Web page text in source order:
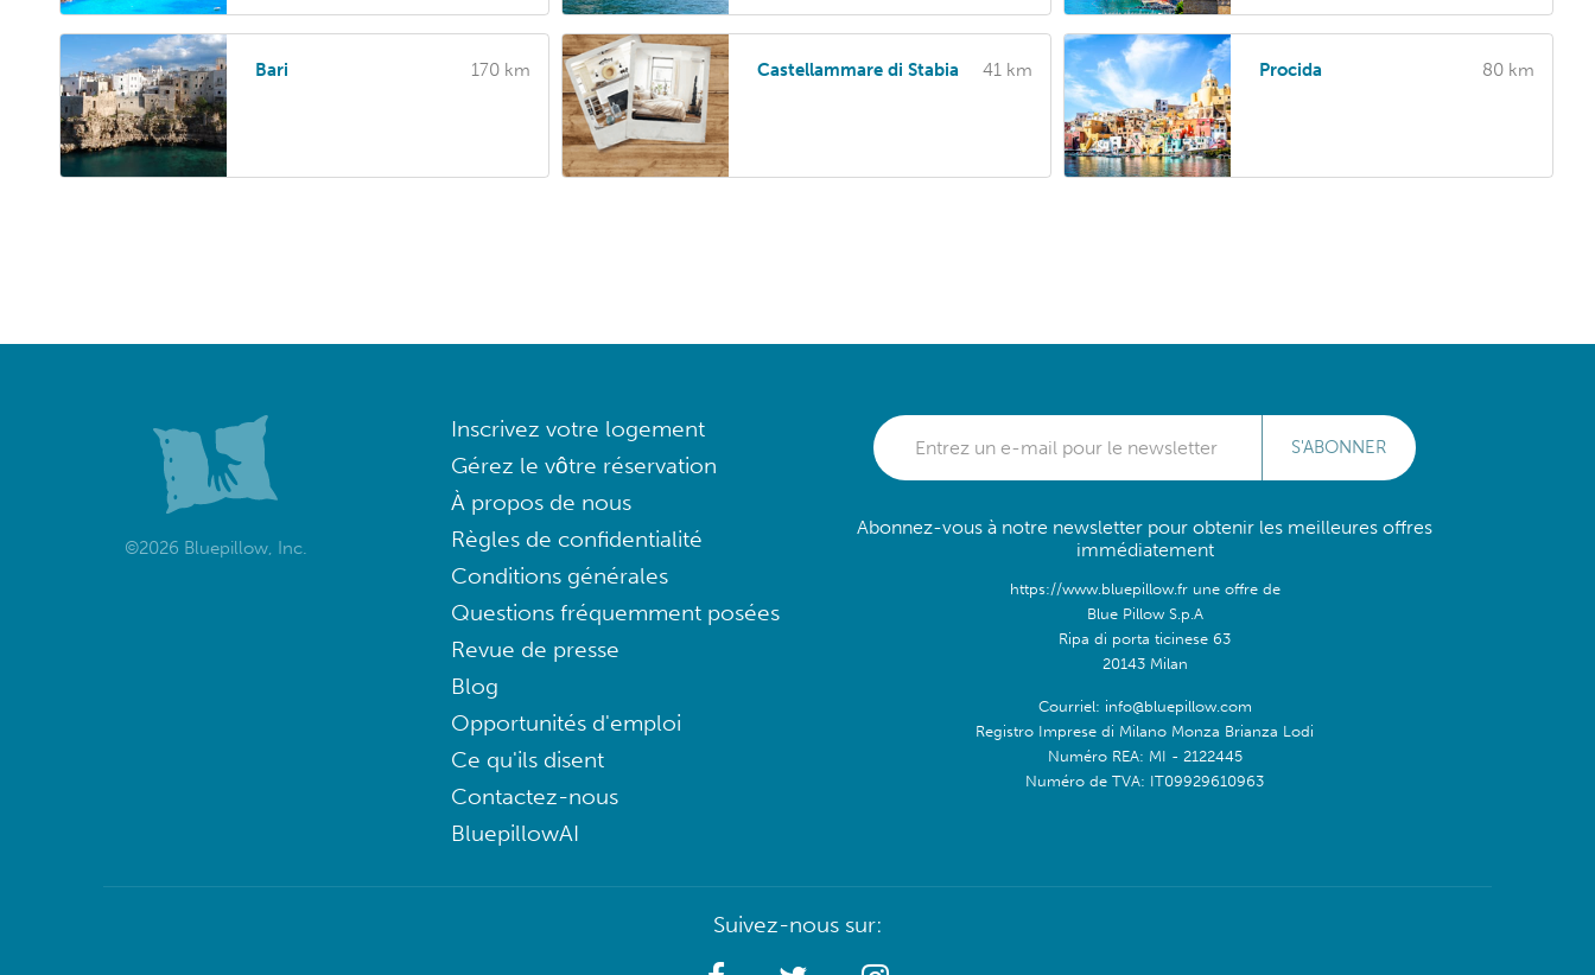
Bari 170 km Castellammare di Stabia 41 km Procida 80 km
©2026 Bluepillow, Inc.
Inscrivez votre logement
Gérez le vôtre réservation
À propos de nous
Règles de confidentialité
Conditions générales
Questions fréquemment posées
Revue de presse
Blog
Opportunités d'emploi
Ce qu'ils disent
Contactez-nous
BluepillowAI
S'ABONNER
Abonnez-vous à notre newsletter pour obtenir les meilleures offres
immédiatement
https://www.bluepillow.fr une offre de
Blue Pillow S.p.A
Ripa di porta ticinese 63
20143 Milan
Courriel: info@bluepillow.com
Registro Imprese di Milano Monza Brianza Lodi
Numéro REA: MI - 2122445
Numéro de TVA: IT09929610963
Suivez-nous sur: